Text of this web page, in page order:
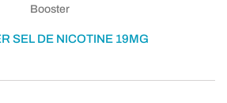
Booster
SEL DE NICOTINE 19MG